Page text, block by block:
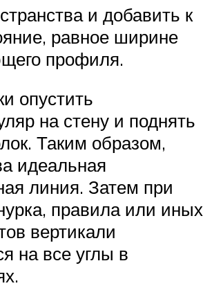
и добавить к
равное ширине
профиля.
опустить
на стену и поднять
Таким образом,
идеальная
линия. Затем при
правила или иных
вертикали
на все углы в